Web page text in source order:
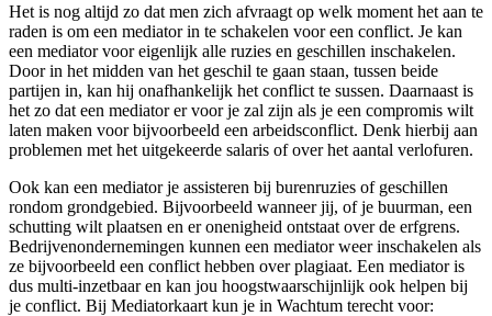
Het is nog altijd zo dat men zich afvraagt op welk moment het aan te
raden is om een mediator in te schakelen voor een conflict. Je kan
een mediator voor eigenlijk alle ruzies en geschillen inschakelen.
Door in het midden van het geschil te gaan staan, tussen beide
partijen in, kan hij onafhankelijk het conflict te sussen. Daarnaast is
het zo dat een mediator er voor je zal zijn als je een compromis wilt
laten maken voor bijvoorbeeld een arbeidsconflict. Denk hierbij aan
problemen met het uitgekeerde salaris of over het aantal verlofuren.
Ook kan een mediator je assisteren bij burenruzies of geschillen
rondom grondgebied. Bijvoorbeeld wanneer jij, of je buurman, een
schutting wilt plaatsen en er onenigheid ontstaat over de erfgrens.
Bedrijvenondernemingen kunnen een mediator weer inschakelen als
ze bijvoorbeeld een conflict hebben over plagiaat. Een mediator is
dus multi-inzetbaar en kan jou hoogstwaarschijnlijk ook helpen bij
je conflict. Bij Mediatorkaart kun je in Wachtum terecht voor: